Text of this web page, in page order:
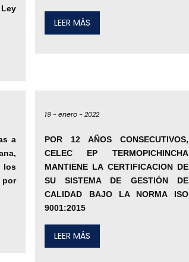
LEER MÁS
a
los
por
19 - enero - 2022
POR 12 AÑOS CONSECUTIVOS,
CELEC EP TERMOPICHINCHA
MANTIENE LA CERTIFICACION DE
SU SISTEMA DE GESTIÓN DE
CALIDAD BAJO LA NORMA ISO
9001:2015
LEER MÁS